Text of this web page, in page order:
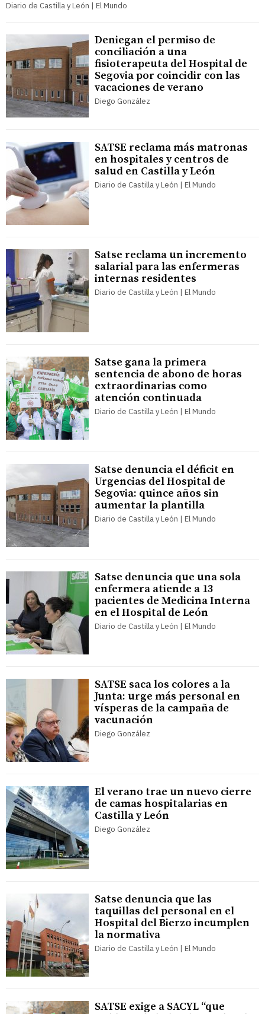
Diario de Castilla y León | El Mundo
Deniegan el permiso de
conciliación a una
fisioterapeuta del Hospital de
Segovia por coincidir con las
vacaciones de verano
Diego González
SATSE reclama más matronas
en hospitales y centros de
salud en Castilla y León
Diario de Castilla y León | El Mundo
Satse reclama un incremento
salarial para las enfermeras
internas residentes
Diario de Castilla y León | El Mundo
Satse gana la primera
sentencia de abono de horas
extraordinarias como
atención continuada
Diario de Castilla y León | El Mundo
Satse denuncia el déficit en
Urgencias del Hospital de
Segovia: quince años sin
aumentar la plantilla
Diario de Castilla y León | El Mundo
Satse denuncia que una sola
enfermera atiende a 13
pacientes de Medicina Interna
en el Hospital de León
Diario de Castilla y León | El Mundo
SATSE saca los colores a la
Junta: urge más personal en
vísperas de la campaña de
vacunación
Diego González
El verano trae un nuevo cierre
de camas hospitalarias en
Castilla y León
Diego González
Satse denuncia que las
taquillas del personal en el
Hospital del Bierzo incumplen
la normativa
Diario de Castilla y León | El Mundo
SATSE exige a SACYL “que